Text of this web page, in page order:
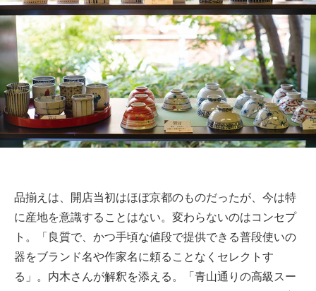
品揃えは、開店当初はほぼ京都のものだったが、今は特
に産地を意識することはない。変わらないのはコンセプ
ト。「良質で、かつ手頃な値段で提供できる普段使いの
器をブランド名や作家名に頼ることなくセレクトす
る」。内木さんが解釈を添える。「青山通りの高級スー